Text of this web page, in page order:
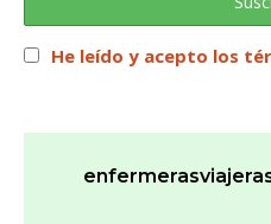
He leído y acepto los